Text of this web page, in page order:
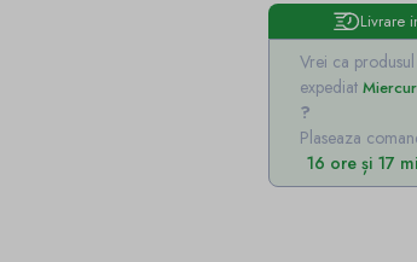
Livrare
Vrei ca
expediat
Plaseaza
16 ore și 17